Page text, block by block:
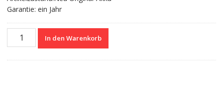
Garantie: ein Jahr
Nagelneuer
Akku
In den Warenkorb